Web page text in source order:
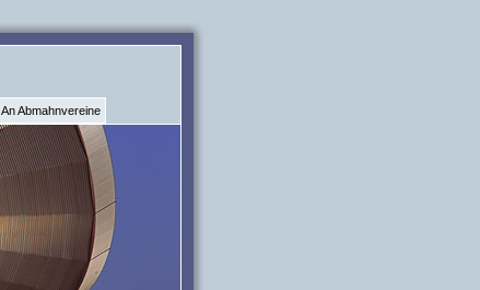
An Abmahnvereine